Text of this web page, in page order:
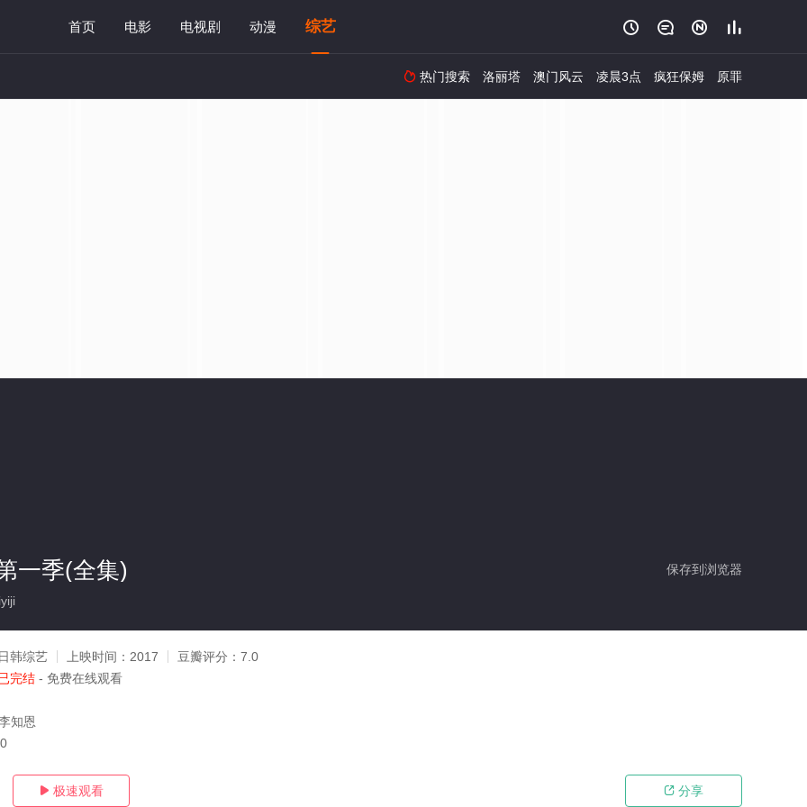
首页 电影 电视剧 动漫 综艺    
 热门搜索 洛丽塔 澳门风云 凌晨3点 疯狂保姆 原罪
保存到浏览器
一季(全集)
韩综艺 上映时间： 2017 豆瓣评分： 7.0
完结 - 免费在线观看
知恩
 极速观看  分享